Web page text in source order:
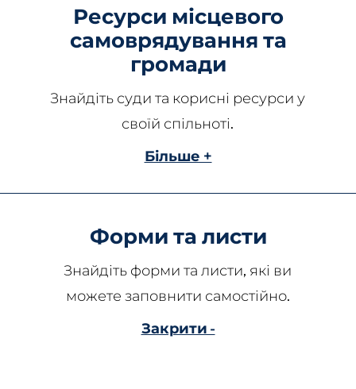
Ресурси місцевого
самоврядування та
громади
Знайдіть суди та корисні ресурси у
своїй спільноті.
Більше +
Форми та листи
Знайдіть форми та листи, які ви
можете заповнити самостійно.
Закрити -